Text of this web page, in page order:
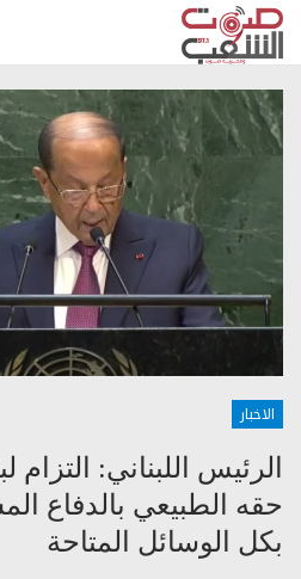
الاخبار
حقه الطبيعي بالدفاع
بكل الوسائل المتاحة